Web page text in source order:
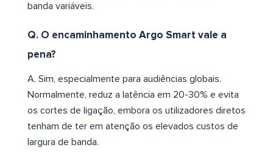
banda variáveis.
Q. O encaminhamento Argo Smart vale a
pena?
A. Sim, especialmente para audiências globais.
Normalmente, reduz a latência em 20-30% e evita
os cortes de ligação, embora os utilizadores diretos
tenham de ter em atenção os elevados custos de
largura de banda.